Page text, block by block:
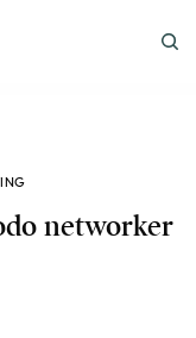
networker